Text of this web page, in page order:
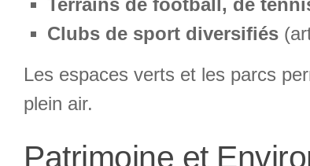
Terrains de football, de
Clubs de sport diversifiés
Les espaces verts et les parcs
plein air.
Patrimoine et